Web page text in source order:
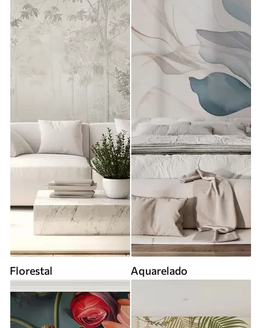
Florestal Aquarelado